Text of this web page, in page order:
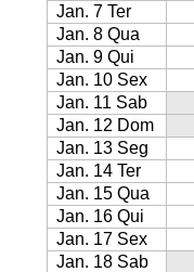
Jan. 7 Ter
Jan. 8 Qua
Jan. 9 Qui
Jan. 10 Sex
Jan. 11 Sab
Jan. 12 Dom
Jan. 13 Seg
Jan. 14 Ter
Jan. 15 Qua
Jan. 16 Qui
Jan. 17 Sex
Jan. 18 Sab